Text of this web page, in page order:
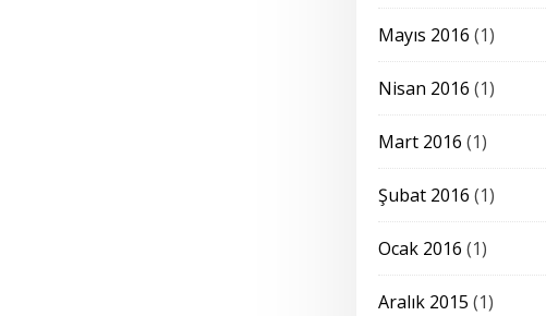
Mayıs 2016 (1)
Nisan 2016 (1)
Mart 2016 (1)
Şubat 2016 (1)
Ocak 2016 (1)
Aralık 2015 (1)